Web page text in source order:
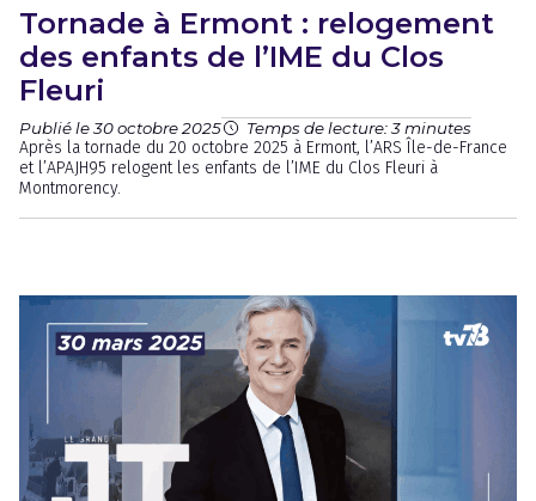
Tornade à Ermont : relogement
des enfants de l’IME du Clos
Fleuri
Publié le 30 octobre 2025 Temps de lecture: 3 minutes
Après la tornade du 20 octobre 2025 à Ermont, l’ARS Île-de-France
et l’APAJH95 relogent les enfants de l’IME du Clos Fleuri à
Montmorency.